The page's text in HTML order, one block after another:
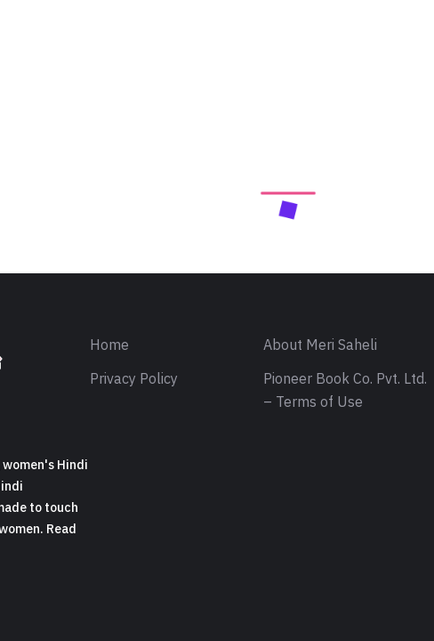
Hindi
to touch
Read
Home About Meri Saheli
Privacy Policy
Pioneer Book Co. Pvt. Ltd.
– Terms of Use